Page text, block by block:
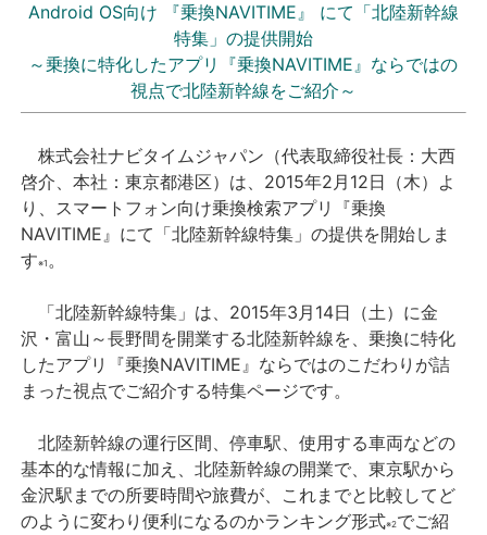
個人向けサービス
法人向けサービス
採用情報
Android OS向け 『乗換NAVITIME』 にて「北陸新幹線
特集」の提供開始
～乗換に特化したアプリ『乗換NAVITIME』ならではの
視点で北陸新幹線をご紹介～
株式会社ナビタイムジャパン（代表取締役社長：大西
啓介、本社：東京都港区）は、2015年2月12日（木）よ
り、 スマートフォン向け乗換検索アプリ『乗換
NAVITIME』にて「北陸新幹線特集」の提供を開始しま
す※1 。
「北陸新幹線特集」は、2015年3月14日（土）に金
沢・富山～長野間を開業する北陸新幹線を、乗換に特化
したアプリ『乗換NAVITIME』ならではのこだわりが詰
まった視点でご紹介する特集ページです。
北陸新幹線の運行区間、停車駅、使用する車両などの
基本的な情報に加え、北陸新幹線の開業で、東京駅から
金沢駅までの所要時間や旅費が、これまでと比較してど
のように変わり便利になるのかランキング形式※2でご紹